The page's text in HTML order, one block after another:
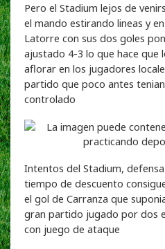
Pero el Stadium lejos de
el mando estirando lineas y
Latorre con sus dos goles
ajustado 4-3 lo que hace que
aflorar en los jugadores
partido que poco antes
controlado
Intentos del Stadium,
tiempo de descuento
el gol de Carranza que
gran partido jugado por dos
con juego de ataque